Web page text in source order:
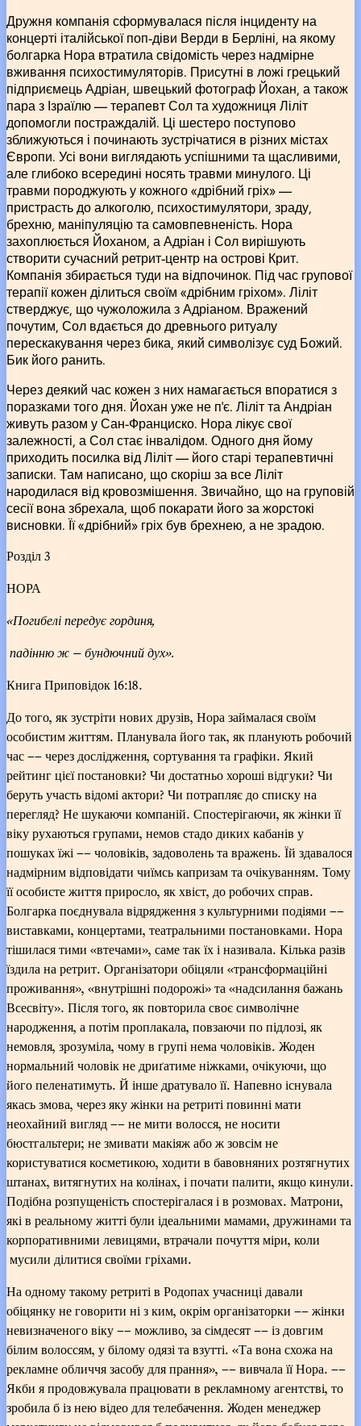
Дружня компанія сформувалася після інциденту на
концерті італійської поп-діви Верди в Берліні, на якому
болгарка Нора втратила свідомість через надмірне
вживання психостимуляторів. Присутні в ложі грецький
підприємець Адріан, швецький фотограф Йохан, а також
пара з Ізраїлю –– терапевт Сол та художниця Ліліт
допомогли постраждалій. Ці шестеро поступово
зближуються і починають зустрічатися в різних містах
Європи. Усі вони виглядають успішними та щасливими,
але глибоко всередині носять травми минулого. Ці
травми породжують у кожного «дрібний гріх» ––
пристрасть до алкоголю, психостимулятори, зраду,
брехню, маніпуляцію та самовпевненість. Нора
захоплюється Йоханом, а Адріан і Сол вирішують
створити сучасний ретрит-центр на острові Крит.
Компанія збирається туди на відпочинок. Під час групової
терапії кожен ділиться своїм «дрібним гріхом». Ліліт
стверджує, що чужоложила з Адріаном. Вражений
почутим, Сол вдається до древнього ритуалу
перескакування через бика, який символізує суд Божий.
Бик його ранить.
Через деякий час кожен з них намагається впоратися з
поразками того дня. Йохан уже не п’є. Ліліт та Андріан
живуть разом у Сан-Франциско. Нора лікує свої
залежності, а Сол стає інвалідом. Одного дня йому
приходить посилка від Ліліт –– його старі терапевтичні
записки. Там написано, що скоріш за все Ліліт
народилася від кровозмішення. Звичайно, що на груповій
сесії вона збрехала, щоб покарати його за жорстокі
висновки. Її «дрібний» гріх був брехнею, а не зрадою.
Розділ 3
НОРА
«Погибелі передує гординя,
падінню ж — бундючний дух».
Книга Приповідок 16:18.
До того, як зустріти нових друзів, Нора займалася своїм
особистим життям. Планувала його так, як планують робочий
час –– через дослідження, сортування та графіки. Який
рейтинг цієї постановки? Чи достатньо хороші відгуки? Чи
беруть участь відомі актори? Чи потрапляє до списку на
перегляд? Не шукаючи компаній. Спостерігаючи, як жінки її
віку рухаються групами, немов стадо диких кабанів у
пошуках їжі –– чоловіків, задоволень та вражень. Їй здавалося
надмірним відповідати чиїмсь капризам та очікуванням. Тому
її особисте життя приросло, як хвіст, до робочих справ.
Болгарка поєднувала відрядження з культурними подіями ––
виставками, концертами, театральними постановками. Нора
тішилася тими «втечами», саме так їх і називала. Кілька разів
їздила на ретрит. Організатори обіцяли «трансформаційні
проживання», «внутрішні подорожі» та «надсилання бажань
Всесвіту». Після того, як повторила своє символічне
народження, а потім проплакала, повзаючи по підлозі, як
немовля, зрозуміла, чому в групі нема чоловіків. Жоден
нормальний чоловік не дриґатиме ніжками, очікуючи, що
його пеленатимуть. Й інше дратувало її. Напевно існувала
якась змова, через яку жінки на ретриті повинні мати
неохайний вигляд –– не мити волосся, не носити
бюстгальтери; не змивати макіяж або ж зовсім не
користуватися косметикою, ходити в бавовняних розтягнутих
штанах, витягнутих на колінах, і почати палити, якщо кинули.
Подібна розпущеність спостерігалася і в розмовах. Матрони,
які в реальному житті були ідеальними мамами, дружинами та
корпоративними левицями, втрачали почуття міри, коли
мусили ділитися своїми гріхами.
На одному такому ретриті в Родопах учасниці давали
обіцянку не говорити ні з ким, окрім організаторки –– жінки
невизначеного віку –– можливо, за сімдесят –– із довгим
білим волоссям, у білому одязі та взутті. «Та вона схожа на
рекламне обличчя засобу для прання», –– вивчала її Нора. ––
Якби я продовжувала працювати в рекламному агентстві, то
зробила б із нею відео для телебачення. Жоден менеджер